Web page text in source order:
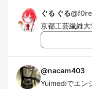
ぐる ぐる@
京都工芸繊維大
@nacam403
Yuimediでエン